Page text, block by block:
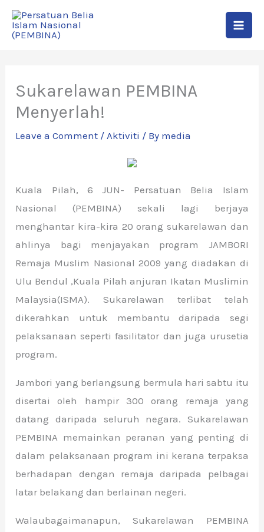
Skip
Sukarelawan PEMBINA
Menyerlah!
Leave a Comment /Aktiviti / By media
Kuala Pilah, 6 JUN- Persatuan Belia Islam
Nasional (PEMBINA) sekali lagi berjaya
menghantar kira-kira 20 orang sukarelawan dan
ahlinya bagi menjayakan program JAMBORI
Remaja Muslim Nasional 2009 yang diadakan di
Ulu Bendul ,Kuala Pilah anjuran Ikatan Muslimin
Malaysia(ISMA). Sukarelawan terlibat telah
dikerahkan untuk membantu daripada segi
pelaksanaan seperti fasilitator dan juga urusetia
program.
Jambori yang berlangsung bermula hari sabtu itu
disertai oleh hampir 300 orang remaja yang
datang daripada seluruh negara. Sukarelawan
PEMBINA memainkan peranan yang penting di
dalam pelaksanaan program ini kerana terpaksa
berhadapan dengan remaja daripada pelbagai
latar belakang dan berlainan negeri.
Walaubagaimanapun, Sukarelawan PEMBINA